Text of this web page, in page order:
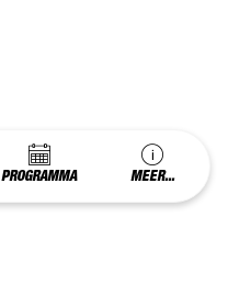
PROGRAMMA MEER...